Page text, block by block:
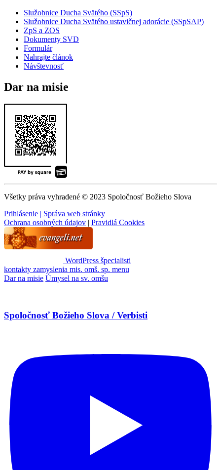
Služobnice Ducha Svätého (SSpS)
Služobnice Ducha Svätého ustavičnej adorácie (SSpSAP)
ZpS a ZOS
Dokumenty SVD
Formulár
Nahrajte článok
Návštevnosť
Dar na misie
Všetky práva vyhradené © 2023 Spoločnosť Božieho Slova
Prihlásenie | Správa web stránky
Ochrana osobných údajov | Pravidlá Cookies
WordPress špecialisti
kontakty zamyslenia mis. omš. sp. menu
Dar na misie Úmysel na sv. omšu
Spoločnosť Božieho Slova / Verbisti